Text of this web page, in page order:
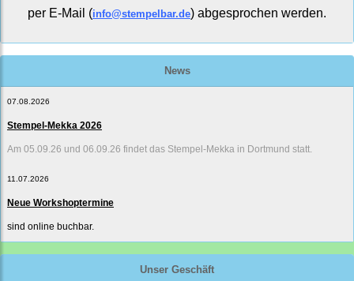
per E-Mail (info@stempelbar.de) abgesprochen werden.
News
07.08.2026
Stempel-Mekka 2026
Am 05.09.26 und 06.09.26 findet das Stempel-Mekka in Dortmund statt.
11.07.2026
Neue Workshoptermine
sind online buchbar.
Unser Geschäft